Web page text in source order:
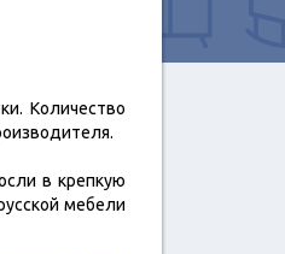
Количество
в крепкую
мебели